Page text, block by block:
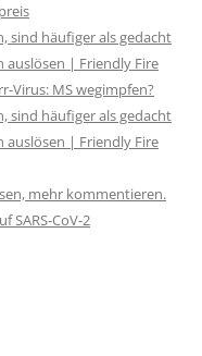
sind häufiger als gedacht
| Friendly Fire
Virus: MS wegimpfen?
sind häufiger als gedacht
| Friendly Fire
mehr kommentieren.
SARS-CoV-2